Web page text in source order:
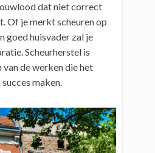
dat niet correct
Of je merkt scheuren op
goed huisvader zal je
Scheurherstel is
van de werken die het
maken.